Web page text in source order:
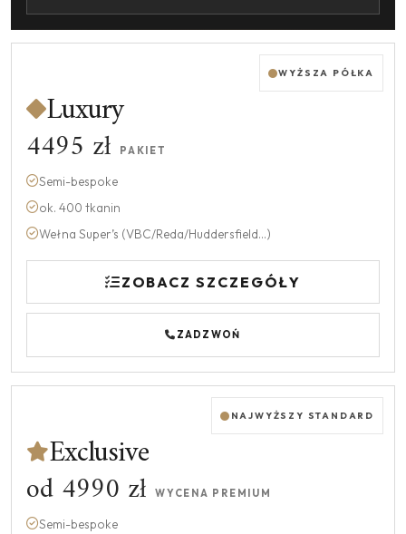
WYŻSZA PÓŁKA
Luxury
4495 zł PAKIET
Semi-bespoke
ok. 400 tkanin
Wełna Super’s (VBC/Reda/Huddersfield...)
ZOBACZ SZCZEGÓŁY
ZADZWOŃ
NAJWYŻSZY STANDARD
Exclusive
od 4990 zł WYCENA PREMIUM
Semi-bespoke